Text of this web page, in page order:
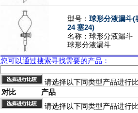
型号： 球形分液漏斗(
24 塞24)
名称： 球形分液漏斗
球形分液漏斗
您可以通过搜索寻找需要的产品：
请选择以下同类型产品进行
对比
产品
请选择以下同类型产品进行